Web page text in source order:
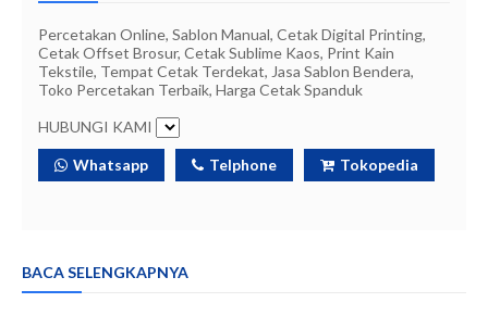
Percetakan Online, Sablon Manual, Cetak Digital Printing,
Cetak Offset Brosur, Cetak Sublime Kaos, Print Kain
Tekstile, Tempat Cetak Terdekat, Jasa Sablon Bendera,
Toko Percetakan Terbaik, Harga Cetak Spanduk
HUBUNGI KAMI
Whatsapp Telphone Tokopedia
BACA SELENGKAPNYA